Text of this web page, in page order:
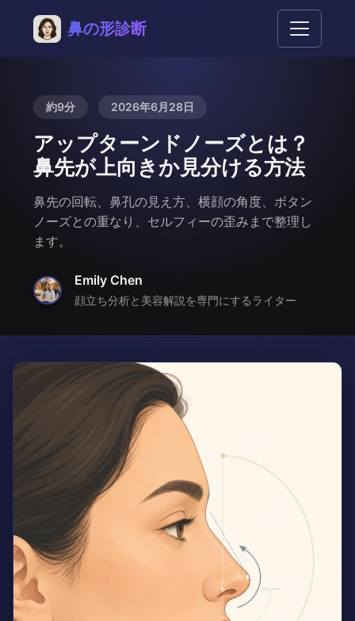
鼻の形診断
約9分 2026年6月28日
アップターンドノーズとは？
鼻先が上向きか見分ける方法
鼻先の回転、鼻孔の見え方、横顔の角度、ボタン
ノーズとの重なり、セルフィーの歪みまで整理し
ます。
Emily Chen
顔立ち分析と美容解説を専門にするライター